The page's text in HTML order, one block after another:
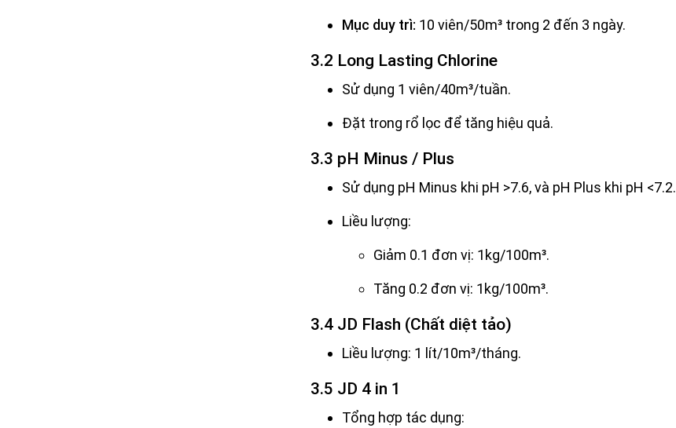
Mục duy trì: 10 viên/50m³ trong 2 đến 3 ngày.
3.2 Long Lasting Chlorine
Sử dụng 1 viên/40m³/tuần.
Đặt trong rổ lọc để tăng hiệu quả.
3.3 pH Minus / Plus
Sử dụng pH Minus khi pH >7.6, và pH Plus khi pH <7.2.
Liều lượng:
Giảm 0.1 đơn vị: 1kg/100m³.
Tăng 0.2 đơn vị: 1kg/100m³.
3.4 JD Flash (Chất diệt tảo)
Liều lượng: 1 lít/10m³/tháng.
3.5 JD 4 in 1
Tổng hợp tác dụng: